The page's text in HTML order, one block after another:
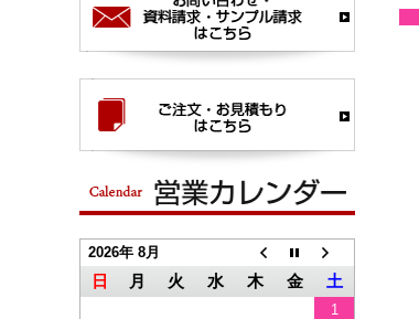
2026年 8月
日 月 火 水 木 金 土
1